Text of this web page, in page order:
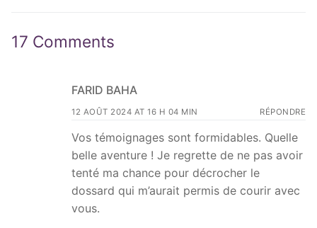
17 Comments
FARID BAHA
12 AOÛT 2024 AT 16 H 04 MIN RÉPONDRE
Vos témoignages sont formidables. Quelle
belle aventure ! Je regrette de ne pas avoir
tenté ma chance pour décrocher le
dossard qui m’aurait permis de courir avec
vous.